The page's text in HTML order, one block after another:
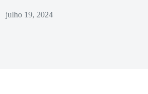
julho 19, 2024